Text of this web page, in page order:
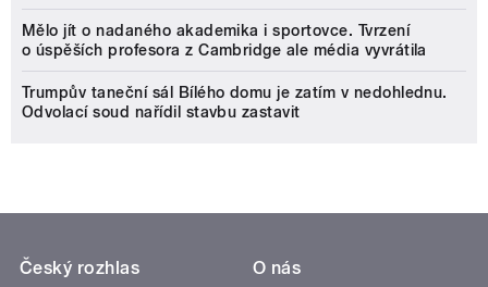
Mělo jít o nadaného akademika i sportovce. Tvrzení
o úspěších profesora z Cambridge ale média vyvrátila
Trumpův taneční sál Bílého domu je zatím v nedohlednu.
Odvolací soud nařídil stavbu zastavit
Český rozhlas
O nás